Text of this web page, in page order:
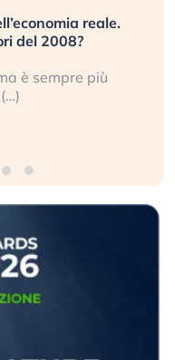
reale.
del 2008?
è sempre più